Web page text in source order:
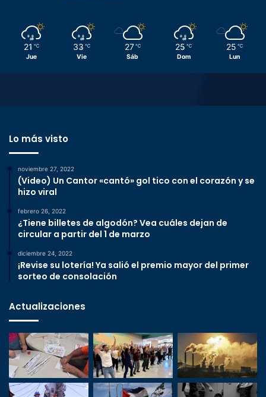
21 ℃
Jue
33 ℃
Vie
27 ℃
Sáb
25 ℃
Dom
25 ℃
Lun
Lo más visto
noviembre 27, 2022
(Video) Un Cantor «cantó» gol tico con el corazón y se
hizo viral
febrero 26, 2022
¿Tiene billetes de algodón? Vea cuáles dejan de
circular a partir del 1 de marzo
diciembre 24, 2022
¡Revise su lotería! Ya salió el premio mayor del primer
sorteo de consolación
Actualizaciones